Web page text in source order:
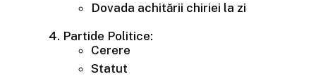
Dovada achitării chiriei la zi
Partide Politice:
Cerere
Statut